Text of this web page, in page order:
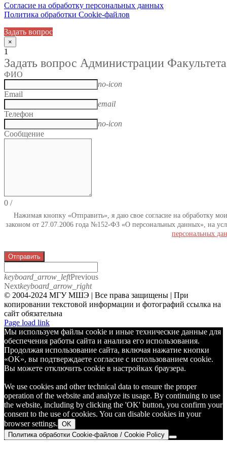
Согласие на обработку персональных данных
Политика обработки Cookie-файлов
Задать вопрос
×
1
Задать вопрос Администрации Факультета
ФИО
no-icon
Email
email
Телефон
no-icon
Сообщение
0 /
Нажимая кнопку «Отправить», я даю свое согласие на обработку
законом от 27.07.2006 года №152-ФЗ «О персональных данных», на
персональных
Отправить
keyboard_arrow_leftPrevious
Nextkeyboard_arrow_right
© 2004-2024 МГУ МШЭ | Все права защищены | При
копировании текстовой информации и фотографий ссылка на
сайт обязательна
Telegram
Page load link
Мы используем файлы cookie и иные технические данные для
обеспечения работы сайта и анализа его использования.
Продолжая использование сайта, включая нажатие кнопки
«OK», вы подтверждаете согласие с использованием cookie.
Вы можете отключить cookie в настройках браузера.
We use cookies and other technical data to ensure the proper
operation of the website and analyze its usage. By continuing to use
the website, including by clicking the 'OK' button, you confirm your
consent to the use of cookies. You can disable cookies in your
browser settings. OK
Политика обработки Cookie-файлов / Cookie Policy